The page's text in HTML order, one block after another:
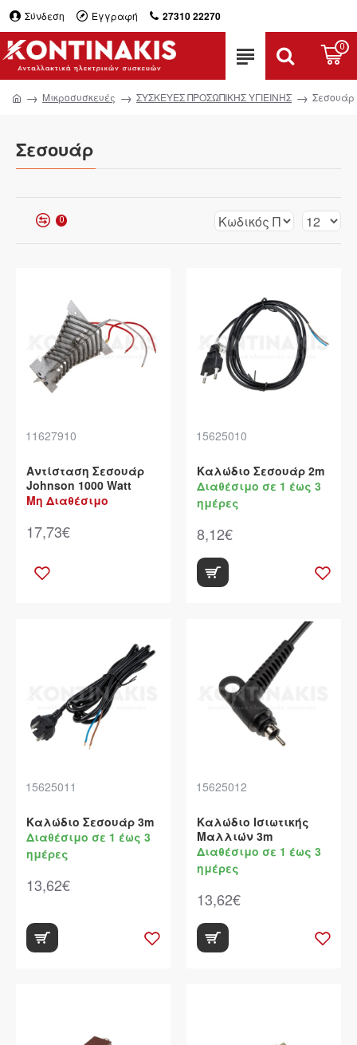
Σύνδεση Εγγραφή 27310 22270
0
Μικροσυσκευές ΣΥΣΚΕΥΕΣ ΠΡΟΣΩΠΙΚΗΣ ΥΓΙΕΙΝΗΣ Σεσουάρ
Σεσουάρ
0
11627910
Αντίσταση Σεσουάρ
Johnson 1000 Watt
Μη Διαθέσιμο
17,73€
15625010
Καλώδιο Σεσουάρ 2m
Διαθέσιμο σε 1 έως 3
ημέρες
8,12€
15625011
Καλώδιο Σεσουάρ 3m
Διαθέσιμο σε 1 έως 3
ημέρες
13,62€
15625012
Καλώδιο Ισιωτικής
Μαλλιών 3m
Διαθέσιμο σε 1 έως 3
ημέρες
13,62€